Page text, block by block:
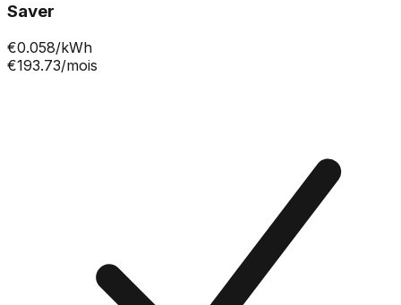
Saver
€0.058/kWh
€193.73/mois